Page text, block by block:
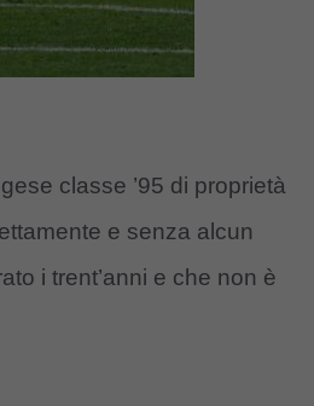
classe ’95 di proprietà
e senza alcun
i trent’anni e che non è